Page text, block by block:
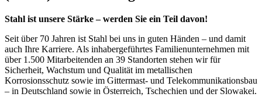
Stahl ist unsere Stärke – werden Sie ein Teil davon!
Seit über 70 Jahren ist Stahl bei uns in guten Händen – und damit
auch Ihre Karriere. Als inhabergeführtes Familienunternehmen mit
über 1.500 Mitarbeitenden an 39 Standorten stehen wir für
Sicherheit, Wachstum und Qualität im metallischen
Korrosionsschutz sowie im Gittermast- und Telekommunikationsbau
– in Deutschland sowie in Österreich, Tschechien und der Slowakei.